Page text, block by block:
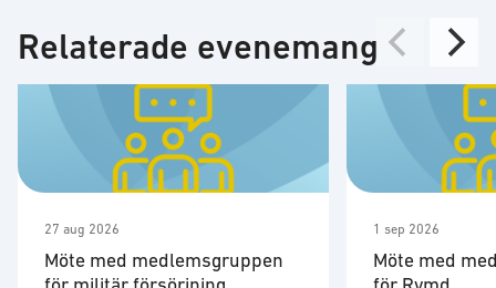
Relaterade evenemang
27 aug 2026
Möte med medlemsgruppen
1 sep 2026
Möte med